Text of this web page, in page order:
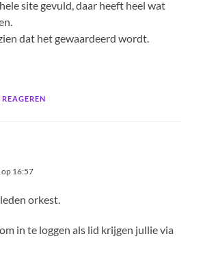
site gevuld, daar heeft heel wat
dat het gewaardeerd wordt.
16:57
orkest.
in te loggen als lid krijgen jullie via